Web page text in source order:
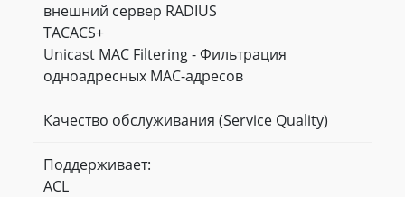
внешний сервер RADIUS
TACACS+
Unicast MAC Filtering - Фильтрация
одноадресных MAC-адресов
Качество обслуживания (Service Quality)
Поддерживает:
ACL